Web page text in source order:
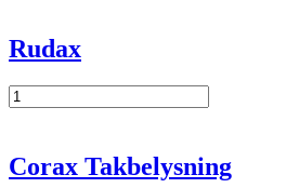
Rudax
Rudax
mängd
Corax Takbelysning